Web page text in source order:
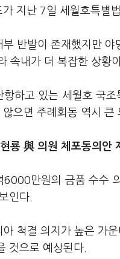
지난 7일 세월호특별
반발이 존재했지만
속내가 더 복잡한 상황
하고 있는 세월호 국
으면 주례회동 역시 큰
룡 與 의원 체포동의안
만원의 금품 수수
인다.
척결 의지가 높은 가
것으로 예상된다.